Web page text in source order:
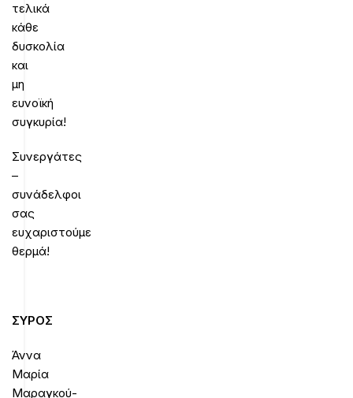
τελικά
κάθε
δυσκολία
και
μη
ευνοϊκή
συγκυρία!
Συνεργάτες
–
συνάδελφοι
σας
ευχαριστούμε
θερμά!
ΣΥΡΟΣ
Άννα
Μαρία
Μαραγκού-